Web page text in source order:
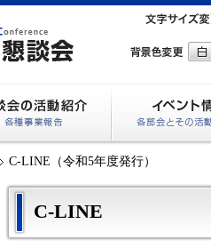
C-LINE（令和5年度発行）
C-LINE